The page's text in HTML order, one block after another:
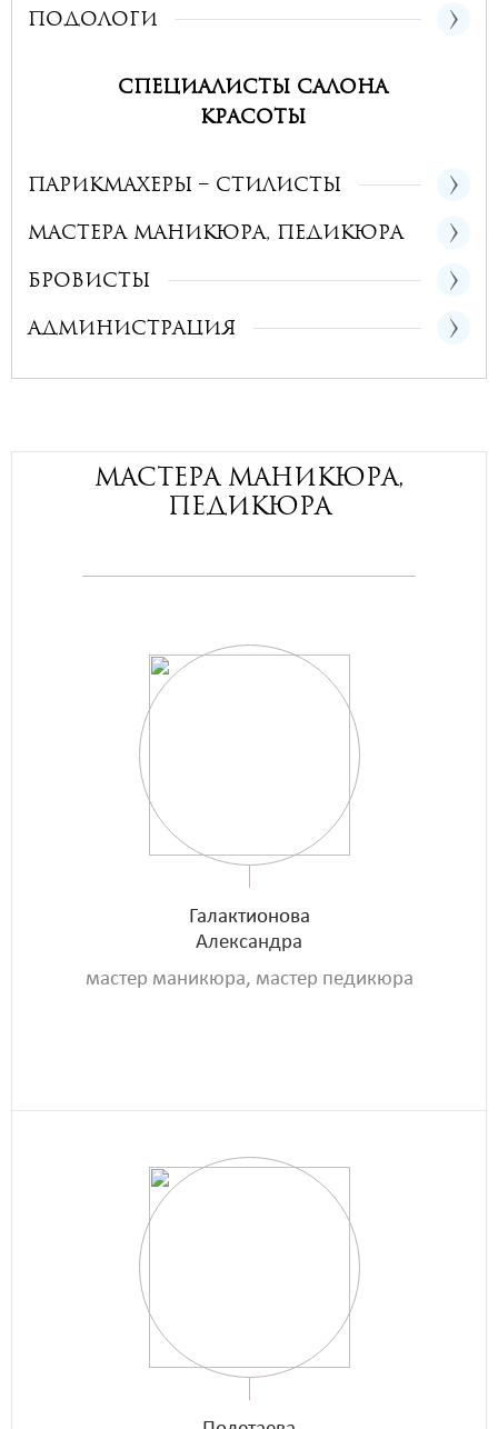
Подологи
Специалисты салона
красоты
Парикмахеры – стилисты
Мастера маникюра, педикюра
Бровисты
Администрация
Мастера маникюра,
педикюра
Галактионова
Александра
мастер маникюра, мастер педикюра